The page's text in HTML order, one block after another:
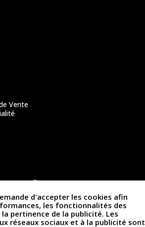
Vente
d'accepter les cookies afin
les fonctionnalités des
pertinence de la publicité. Les
réseaux sociaux et à la publicité sont